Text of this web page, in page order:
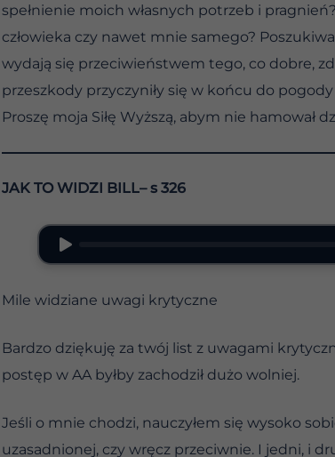
spełnienie moich własnych potrzeb i
człowieka czy nawet mnie samego?
wydają się przeciwieństwem tego, co dobre,
przeszkody przyczyniły się w końcu do
Proszę moja Siłę Wyższą, abym nie hamował
JAK TO WIDZI BILL– s 326
Mile widziane uwagi krytyczne
Bardzo dziękuję za twój list z uwagami
postęp w AA byłby zachodził dużo wolniej.
Jeśli o mnie chodzi, nauczyłem się wysoko
uzasadnionej, czy wręcz przeciwnie. I jedni, i